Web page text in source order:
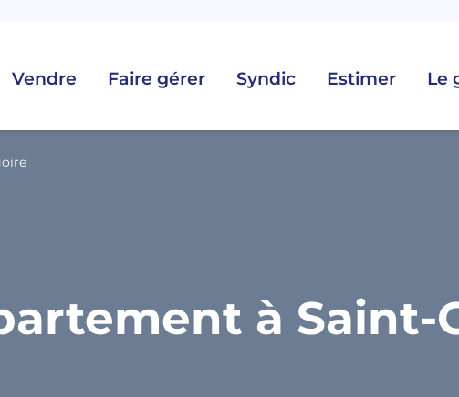
Vendre Faire gérer Syndic Estimer Le
à Saint-